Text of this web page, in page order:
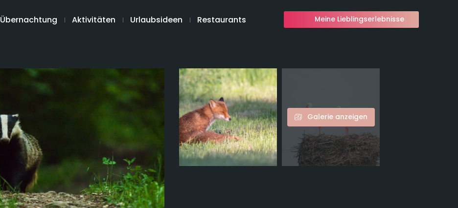
Übernachtung Aktivitäten Urlaubsideen Restaurants Meine Lieblingserlebnisse
Galerie anzeigen